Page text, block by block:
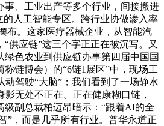
事、工业出产等多个行业，间接搬进
的人工智能专区。跨行业协做渗入率
布。这家医疗器械企业，从智能汽
供应链”这三个字正正在被沉写。又
绿色农业到供应链办事第四届中国国
链博会）的“6链1展区”中，现场工
驾驶“大脑”；我们看到了一场静水
无处不正在。正在健康糊口链，
级副总裁柏迈昂暗示：“跟着AI的全
”，而是几乎所有行业。普华永道正